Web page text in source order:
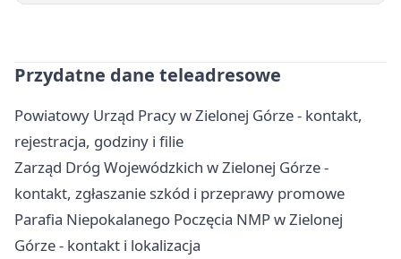
Przydatne dane teleadresowe
Powiatowy Urząd Pracy w Zielonej Górze - kontakt,
rejestracja, godziny i filie
Zarząd Dróg Wojewódzkich w Zielonej Górze -
kontakt, zgłaszanie szkód i przeprawy promowe
Parafia Niepokalanego Poczęcia NMP w Zielonej
Górze - kontakt i lokalizacja